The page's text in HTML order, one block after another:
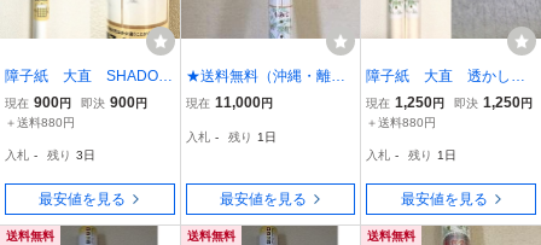
障子紙 大直 SHADOW
ART 松苑 紙巾94cm×
紙長さ7.2m 障子4枚分
現在 900円 即決 900円
＋送料880円
入札 - 残り 3日
最安値を見る
★送料無料（沖縄・離島
を除く）★障子紙★ケナ
★もみじ★（2枚分/本）
強さ３倍！植物資源
現在 11,000円
入札 - 残り 1日
最安値を見る
障子紙 大直 透かし模
様障子紙 ケナフ た
け 紙巾94cm×紙長さ3.6
ト
現在 1,250円 即決 1,250円
＋送料880円
入札 - 残り 1日
最安値を見る
送料無料 送料無料 送料無料